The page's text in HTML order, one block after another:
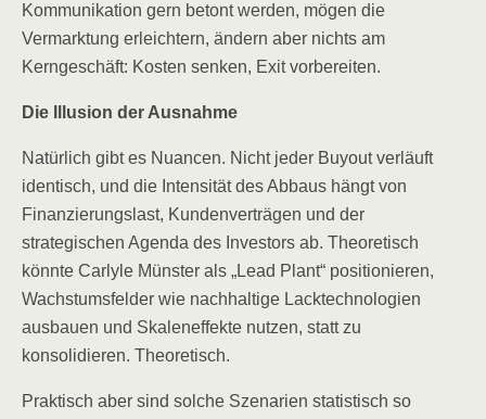
Kommunikation gern betont werden, mögen die
Vermarktung erleichtern, ändern aber nichts am
Kerngeschäft: Kosten senken, Exit vorbereiten.
Die Illusion der Ausnahme
Natürlich gibt es Nuancen. Nicht jeder Buyout verläuft
identisch, und die Intensität des Abbaus hängt von
Finanzierungslast, Kundenverträgen und der
strategischen Agenda des Investors ab. Theoretisch
könnte Carlyle Münster als „Lead Plant“ positionieren,
Wachstumsfelder wie nachhaltige Lacktechnologien
ausbauen und Skaleneffekte nutzen, statt zu
konsolidieren. Theoretisch.
Praktisch aber sind solche Szenarien statistisch so